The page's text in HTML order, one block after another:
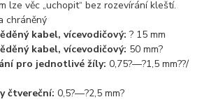
lze věc „uchopit“ bez rozevírání kleští.
chráněný
kabel, vícevodičový:? 15 mm
kabel, vícevodičový: 50 mm?
pro jednotlivé žíly:0,75?—?1,5 mm??/
čtvereční:0,5?—?2,5 mm?